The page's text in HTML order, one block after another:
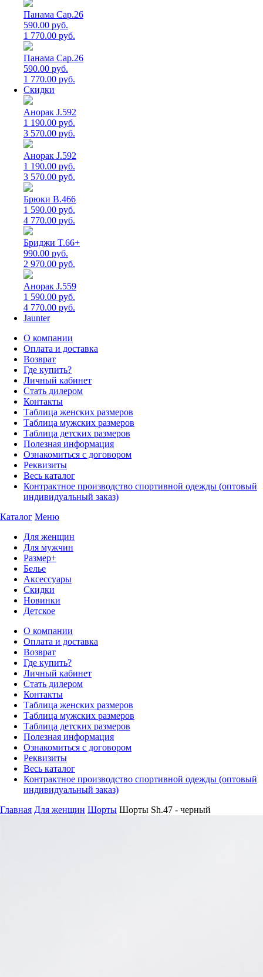
Панама Cap.26
590.00 руб.
1 770.00 руб.
Панама Cap.26
590.00 руб.
1 770.00 руб.
Скидки
Анорак J.592
1 190.00 руб.
3 570.00 руб.
Анорак J.592
1 190.00 руб.
3 570.00 руб.
Брюки B.466
1 590.00 руб.
4 770.00 руб.
Бриджи T.66+
990.00 руб.
2 970.00 руб.
Анорак J.559
1 590.00 руб.
4 770.00 руб.
Jaunter
О компании
Оплата и доставка
Возврат
Где купить?
Личный кабинет
Стать дилером
Контакты
Таблица женских размеров
Таблица мужских размеров
Таблица детских размеров
Полезная информация
Ознакомиться с договором
Реквизиты
Весь каталог
Контрактное производство спортивной одежды (оптовый
индивидуальный заказ)
Каталог Меню
Для женщин
Для мужчин
Размер+
Белье
Аксессуары
Скидки
Новинки
Детское
О компании
Оплата и доставка
Возврат
Где купить?
Личный кабинет
Стать дилером
Контакты
Таблица женских размеров
Таблица мужских размеров
Таблица детских размеров
Полезная информация
Ознакомиться с договором
Реквизиты
Весь каталог
Контрактное производство спортивной одежды (оптовый
индивидуальный заказ)
Главная Для женщин Шорты Шорты Sh.47 - черный